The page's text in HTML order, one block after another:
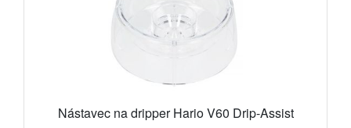
Nástavec na dripper Hario V60 Drip-Assist